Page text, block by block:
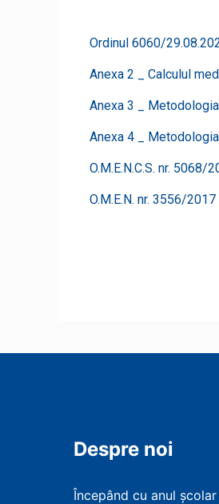
Ordinul 6060/
Anexa 2 _ Calculul
Anexa 3 _
Anexa 4 _
O.M.E.N.C.S. nr.
O.M.E.N. nr. 3556/
Despre noi
Începând cu anul